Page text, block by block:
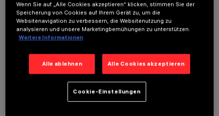
OPTIONALE KOMPONENTEN
TECHNISCHE DATEN
Wenn Sie auf „Alle Cookies akzeptieren“ klicken, stimmen Sie der
Speicherung von Cookies auf Ihrem Gerät zu, um die
Websitenavigation zu verbessern, die Websitenutzung zu
analysieren und unsere Marketingbemühungen zu unterstützen.
Weitere Informationen
Alle ablehnen Alle Cookies akzeptieren
Cookie-Einstellungen